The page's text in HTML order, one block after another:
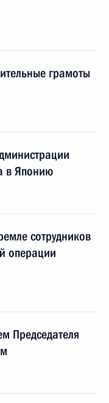
грамоты
в Японию
сотрудников
операции
Председателя